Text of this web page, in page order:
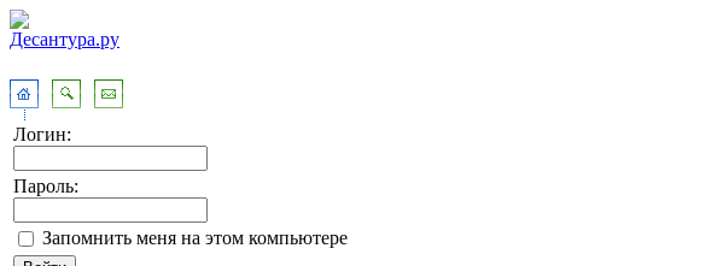
Логин:
Пароль:
Запомнить меня на этом компьютере